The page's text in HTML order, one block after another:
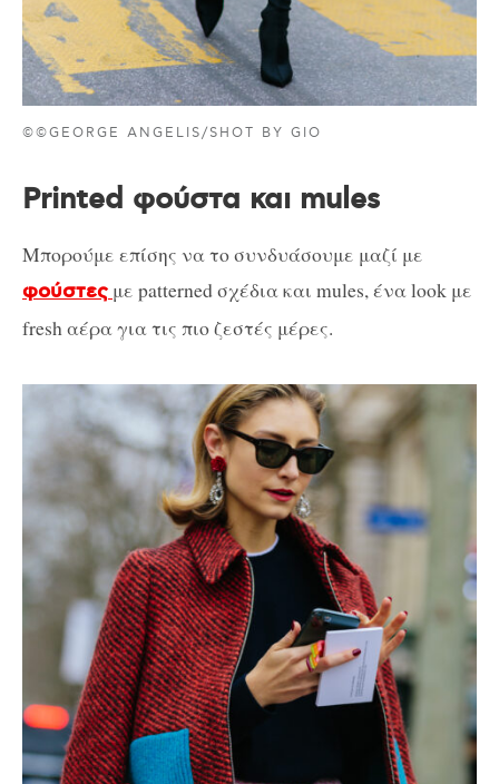
©©GEORGE ANGELIS/SHOT BY GIO
Printed φούστα και mules
Μπορούμε επίσης να το συνδυάσουμε μαζί με
φούστες με patterned σχέδια και mules, ένα look με
fresh αέρα για τις πιο ζεστές μέρες.